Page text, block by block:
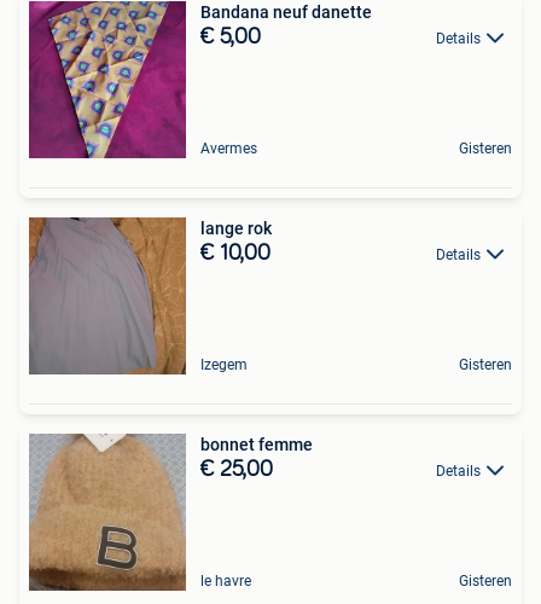
Bandana neuf danette
€ 5,00 Details
Avermes Gisteren
lange rok
€ 10,00 Details
Izegem Gisteren
bonnet femme
€ 25,00 Details
le havre Gisteren